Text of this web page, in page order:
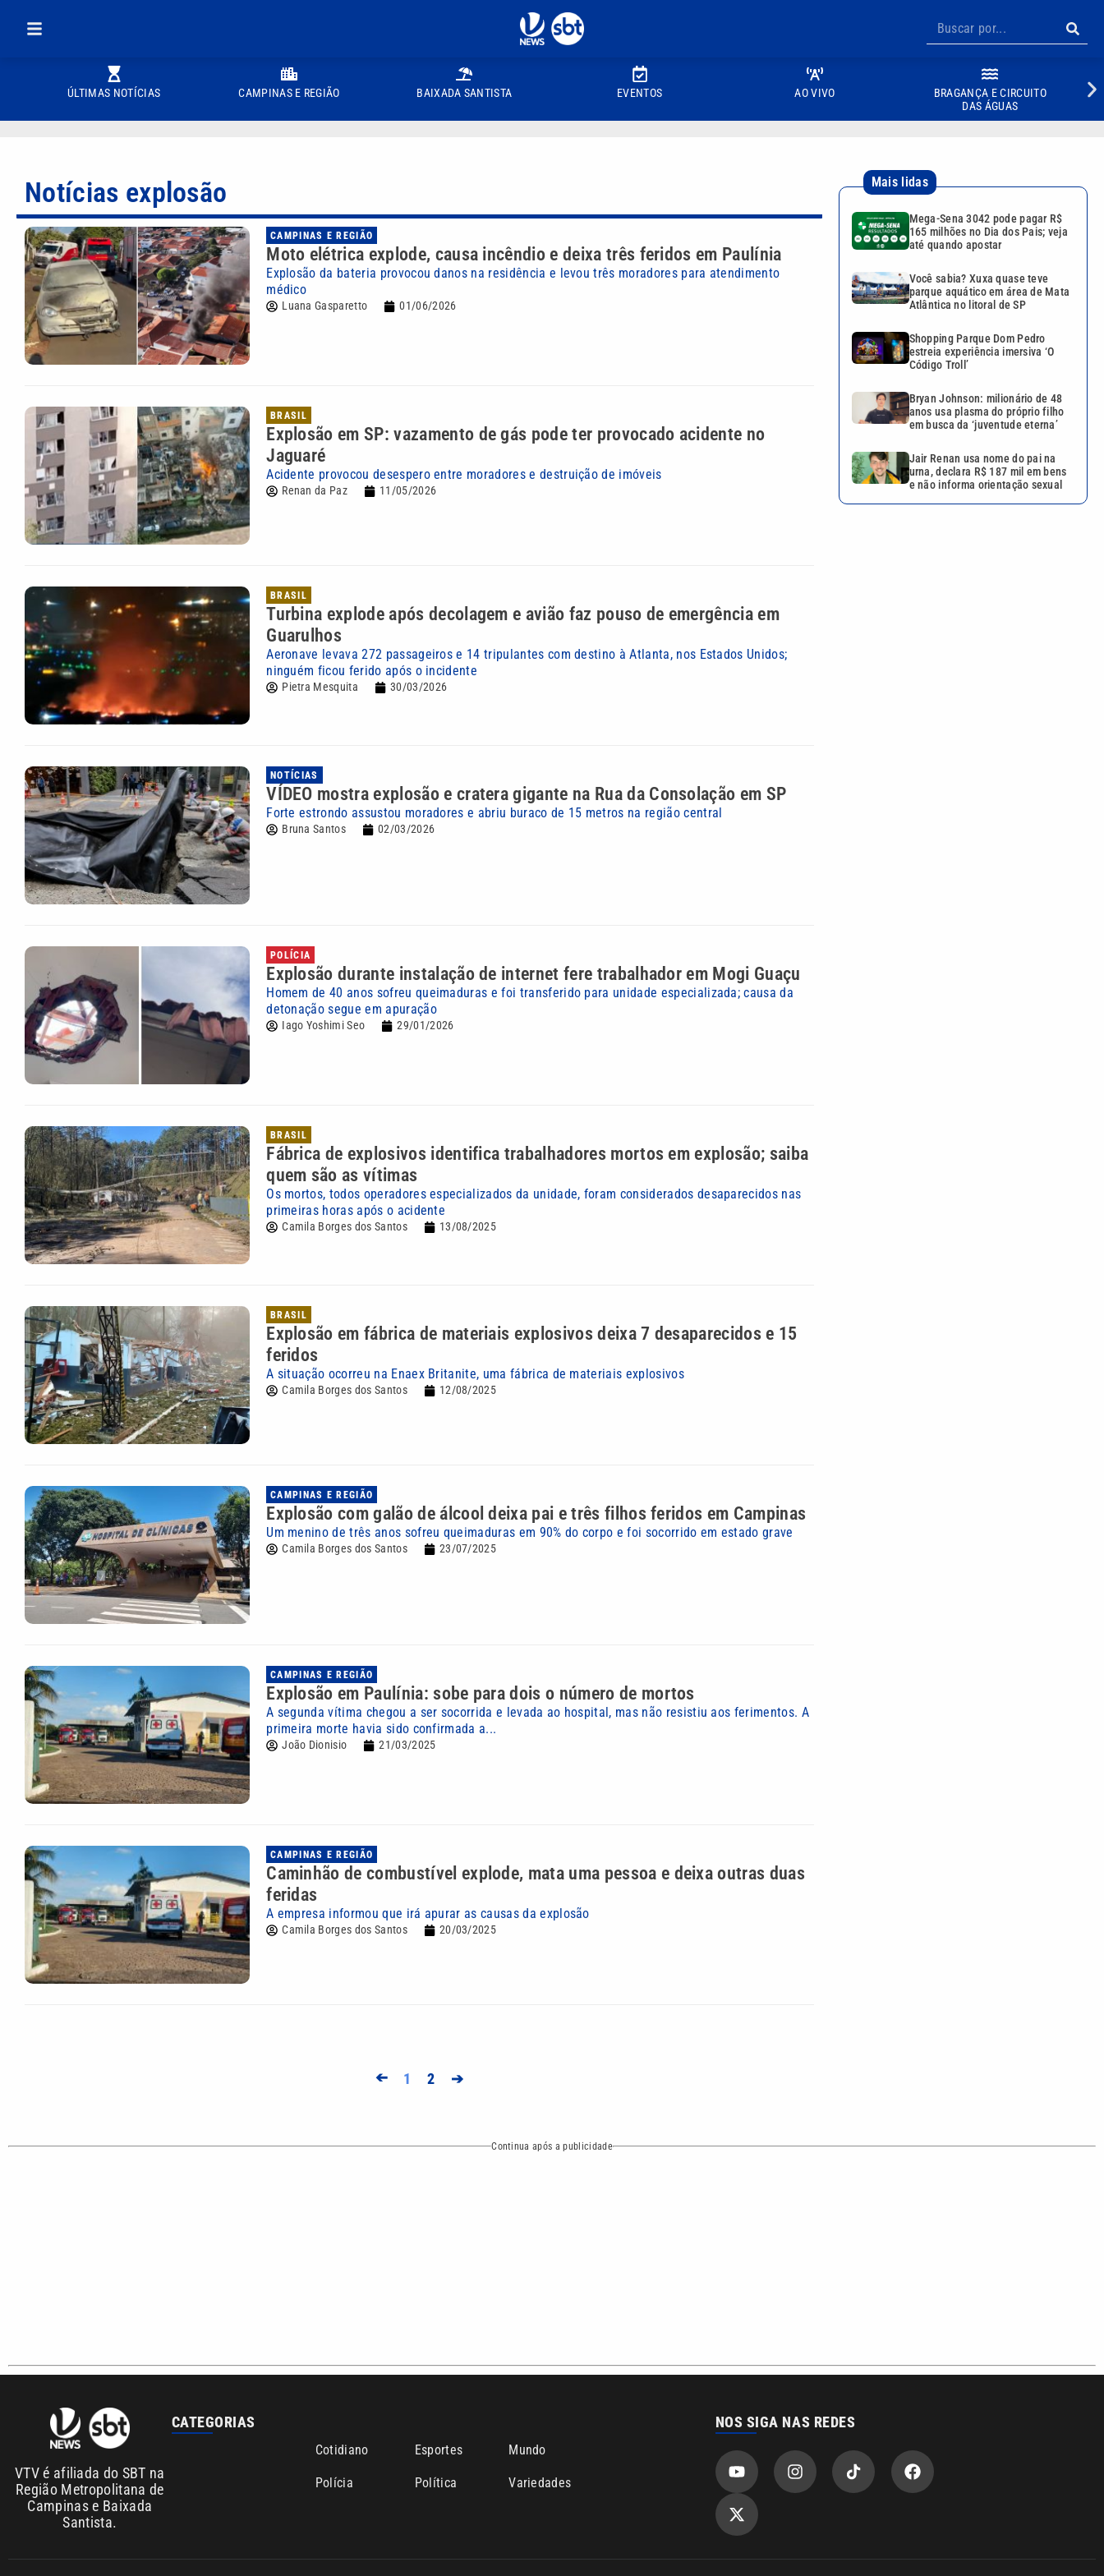
ÚLTIMAS NOTÍCIAS CAMPINAS E REGIÃO BAIXADA SANTISTA EVENTOS AO VIVO
BRAGANÇA E CIRCUITO
DAS ÁGUAS
Notícias explosão
CAMPINAS E REGIÃO
Moto elétrica explode, causa incêndio e deixa três feridos em Paulínia
Explosão da bateria provocou danos na residência e levou três moradores para atendimento
médico
Luana Gasparetto 01/06/2026
BRASIL
Explosão em SP: vazamento de gás pode ter provocado acidente no
Jaguaré
Acidente provocou desespero entre moradores e destruição de imóveis
Renan da Paz 11/05/2026
BRASIL
Turbina explode após decolagem e avião faz pouso de emergência em
Guarulhos
Aeronave levava 272 passageiros e 14 tripulantes com destino à Atlanta, nos Estados Unidos;
ninguém ficou ferido após o incidente
Pietra Mesquita 30/03/2026
NOTÍCIAS
VÍDEO mostra explosão e cratera gigante na Rua da Consolação em SP
Forte estrondo assustou moradores e abriu buraco de 15 metros na região central
Bruna Santos 02/03/2026
POLÍCIA
Explosão durante instalação de internet fere trabalhador em Mogi Guaçu
Homem de 40 anos sofreu queimaduras e foi transferido para unidade especializada; causa da
detonação segue em apuração
Iago Yoshimi Seo 29/01/2026
BRASIL
Fábrica de explosivos identifica trabalhadores mortos em explosão; saiba
quem são as vítimas
Os mortos, todos operadores especializados da unidade, foram considerados desaparecidos nas
primeiras horas após o acidente
Camila Borges dos Santos 13/08/2025
BRASIL
Explosão em fábrica de materiais explosivos deixa 7 desaparecidos e 15
feridos
A situação ocorreu na Enaex Britanite, uma fábrica de materiais explosivos
Camila Borges dos Santos 12/08/2025
CAMPINAS E REGIÃO
Explosão com galão de álcool deixa pai e três filhos feridos em Campinas
Um menino de três anos sofreu queimaduras em 90% do corpo e foi socorrido em estado grave
Camila Borges dos Santos 23/07/2025
CAMPINAS E REGIÃO
Explosão em Paulínia: sobe para dois o número de mortos
A segunda vítima chegou a ser socorrida e levada ao hospital, mas não resistiu aos ferimentos. A
primeira morte havia sido confirmada a...
João Dionisio 21/03/2025
CAMPINAS E REGIÃO
Caminhão de combustível explode, mata uma pessoa e deixa outras duas
feridas
A empresa informou que irá apurar as causas da explosão
Camila Borges dos Santos 20/03/2025
➔ 1 2 ➔
Mais lidas
Mega-Sena 3042 pode pagar R$
165 milhões no Dia dos Pais; veja
até quando apostar
Você sabia? Xuxa quase teve
parque aquático em área de Mata
Atlântica no litoral de SP
Shopping Parque Dom Pedro
estreia experiência imersiva ‘O
Código Troll’
Bryan Johnson: milionário de 48
anos usa plasma do próprio filho
em busca da ‘juventude eterna’
Jair Renan usa nome do pai na
urna, declara R$ 187 mil em bens
e não informa orientação sexual
Continua após a publicidade
Sobre nós Anuncie agora com a emissora VTV SBT Área de cobertura que a VTV SBT acompanha: Entre em contato com a VTV News
Copyright © 2026. Todos os direitos reservados | Empresa de Comunicação PRM Ltda – CNPJ: 01.773.119.0001-60